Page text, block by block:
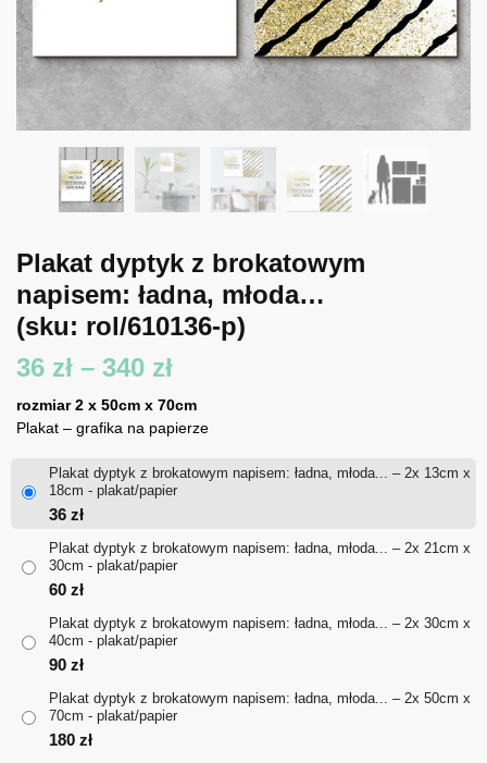
Plakat dyptyk z brokatowym
napisem: ładna, młoda…
(sku: rol/610136-p)
36 zł – 340 złZakres
cen:
36 zł
340 zł
rozmiar 2 x 50cm x 70cm
Plakat – grafika na papierze
Plakat dyptyk z brokatowym napisem: ładna, młoda... – 2x 13cm x
18cm - plakat/papier
36 zł
Plakat dyptyk z brokatowym napisem: ładna, młoda... – 2x 21cm x
30cm - plakat/papier
60 zł
Plakat dyptyk z brokatowym napisem: ładna, młoda... – 2x 30cm x
40cm - plakat/papier
90 zł
Plakat dyptyk z brokatowym napisem: ładna, młoda... – 2x 50cm x
70cm - plakat/papier
180 zł